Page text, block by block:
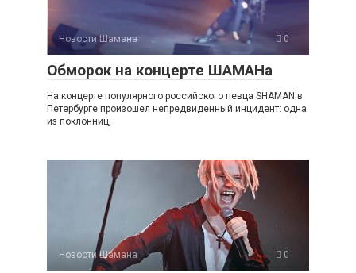
Новости Шамана 0
Обморок на концерте ШАМАНа
На концерте популярного российского певца SHAMAN в
Петербурге произошел непредвиденный инцидент: одна
из поклонниц,
Новости Шамана 0